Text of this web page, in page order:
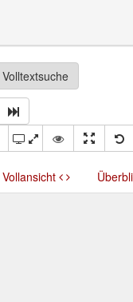
Vollansicht